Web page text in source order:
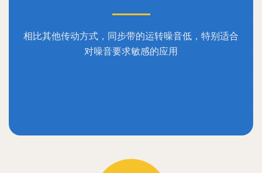
相比其他传动方式，同步带的运转噪音低，特别适合
对噪音要求敏感的应用